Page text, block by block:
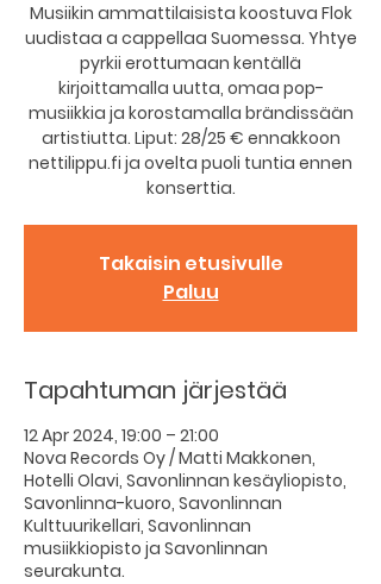
Musiikin ammattilaisista koostuva Flok
uudistaa a cappellaa Suomessa. Yhtye
pyrkii erottumaan kentällä
kirjoittamalla uutta, omaa pop-
musiikkia ja korostamalla brändissään
artistiutta. Liput: 28/25 € ennakkoon
nettilippu.fi ja ovelta puoli tuntia ennen
konserttia.
Takaisin etusivulle
Paluu
Tapahtuman järjestää
12 Apr 2024, 19:00 – 21:00
Nova Records Oy / Matti Makkonen,
Hotelli Olavi, Savonlinnan kesäyliopisto,
Savonlinna-kuoro, Savonlinnan
Kulttuurikellari, Savonlinnan
musiikkiopisto ja Savonlinnan
seurakunta.